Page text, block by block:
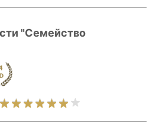
"Семейство